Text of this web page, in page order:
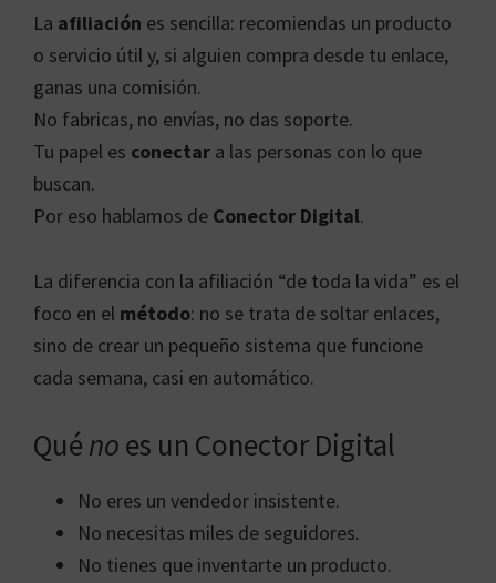
La afiliación es sencilla: recomiendas un producto
o servicio útil y, si alguien compra desde tu enlace,
ganas una comisión.
No fabricas, no envías, no das soporte.
Tu papel es conectar a las personas con lo que
buscan.
Por eso hablamos de Conector Digital.
La diferencia con la afiliación “de toda la vida” es el
foco en el método: no se trata de soltar enlaces,
sino de crear un pequeño sistema que funcione
cada semana, casi en automático.
Qué no es un Conector Digital
No eres un vendedor insistente.
No necesitas miles de seguidores.
No tienes que inventarte un producto.